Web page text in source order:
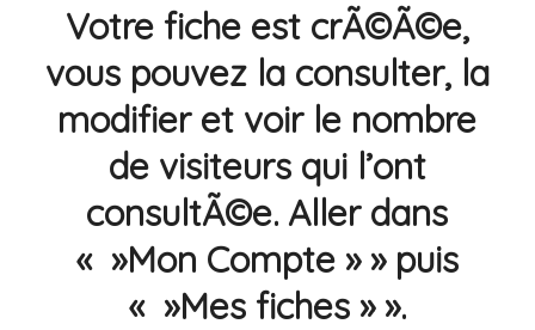
Votre fiche est crÃ©Ã©e,
vous pouvez la consulter, la
modifier et voir le nombre
de visiteurs qui l’ont
consultÃ©e. Aller dans
« »Mon Compte » » puis
« »Mes fiches » ».